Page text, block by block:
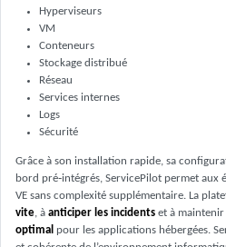
Hyperviseurs
VM
Conteneurs
Stockage distribué
Réseau
Services internes
Logs
Sécurité
Grâce à son installation rapide, sa
bord pré‑intégrés, ServicePilot permet aux
VE sans complexité supplémentaire. La
vite, à anticiper les incidentset à maintenir
optimal pour les applications hébergées.